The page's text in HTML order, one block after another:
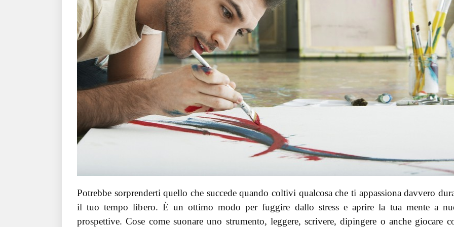
Potrebbe sorprenderti quello che succede quando coltivi qualcosa che ti appassiona davvero
il tuo tempo libero. È un ottimo modo per fuggire dallo stress e aprire la tua mente a
prospettive. Cose come suonare uno strumento, leggere, scrivere, dipingere o anche giocare